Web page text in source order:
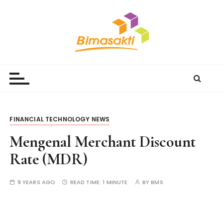
FINANCIAL TECHNOLOGY NEWS
Mengenal Merchant Discount
Rate (MDR)
9 YEARS AGO READ TIME:1 MINUTE BYBMS